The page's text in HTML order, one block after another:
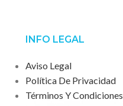
INFO LEGAL
Aviso Legal
Política De Privacidad
Términos Y Condiciones